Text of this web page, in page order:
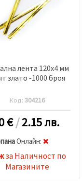
лента 120x4 мм
злато -1000 броя
Код:304216
€/2.15 лв.
Oнлайн:
за Наличност по
Магазините